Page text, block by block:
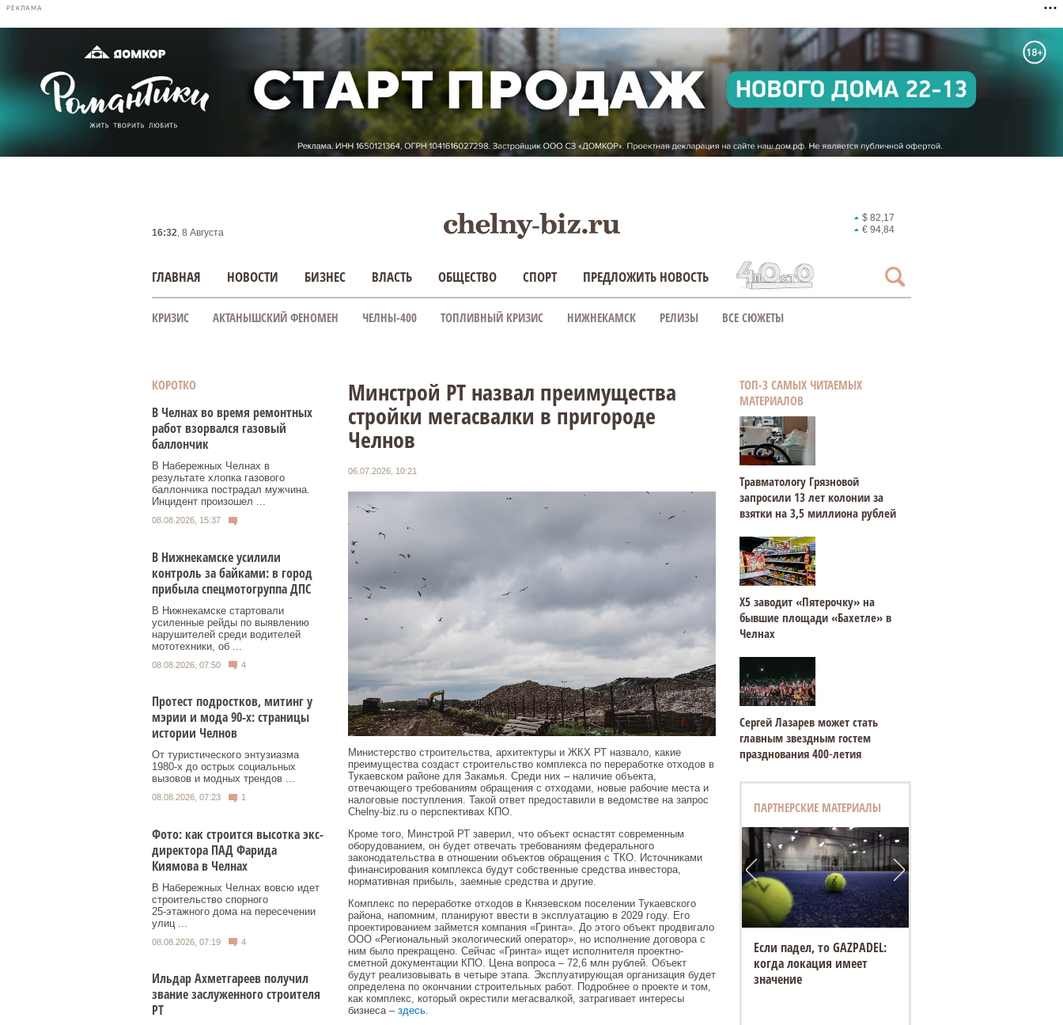
РЕКЛАМА
16:32, 8 Августа
$ 82,17
€ 94,84
ГЛАВНАЯ НОВОСТИ БИЗНЕС ВЛАСТЬ ОБЩЕСТВО СПОРТ ПРЕДЛОЖИТЬ НОВОСТЬ
КРИЗИС АКТАНЫШСКИЙ ФЕНОМЕН ЧЕЛНЫ-400 ТОПЛИВНЫЙ КРИЗИС НИЖНЕКАМСК РЕЛИЗЫ ВСЕ СЮЖЕТЫ
КОРОТКО
В Челнах во время ремонтных
работ взорвался газовый
баллончик
В Набережных Челнах в
результате хлопка газового
баллончика пострадал мужчина.
Инцидент произошел ...
08.08.2026, 15:37
В Нижнекамске усилили
контроль за байками: в город
прибыла спецмотогруппа ДПС
В Нижнекамске стартовали
усиленные рейды по выявлению
нарушителей среди водителей
мототехники, об ...
08.08.2026, 07:50 4
Протест подростков, митинг у
мэрии и мода 90-х: страницы
истории Челнов
От туристического энтузиазма
1980‑х до острых социальных
вызовов и модных трендов ...
08.08.2026, 07:23 1
Фото: как строится высотка экс-
директора ПАД Фарида
Киямова в Челнах
В Набережных Челнах вовсю идет
строительство спорного
25‑этажного дома на пересечении
улиц ...
08.08.2026, 07:19 4
Ильдар Ахметгареев получил
звание заслуженного строителя
РТ
Минстрой РТ назвал преимущества
стройки мегасвалки в пригороде
Челнов
06.07.2026, 10:21
Министерство строительства, архитектуры и ЖКХ РТ назвало, какие
преимущества создаст строительство комплекса по переработке отходов в
Тукаевском районе для Закамья. Среди них – наличие объекта,
отвечающего требованиям обращения с отходами, новые рабочие места и
налоговые поступления. Такой ответ предоставили в ведомстве на запрос
Chelny-biz.ru о перспективах КПО.
Кроме того, Минстрой РТ заверил, что объект оснастят современным
оборудованием, он будет отвечать требованиям федерального
законодательства в отношении объектов обращения с ТКО. Источниками
финансирования комплекса будут собственные средства инвестора,
нормативная прибыль, заемные средства и другие.
Комплекс по переработке отходов в Князевском поселении Тукаевского
района, напомним, планируют ввести в эксплуатацию в 2029 году. Его
проектированием займется компания «Гринта». До этого объект продвигало
ООО «Региональный экологический оператор», но исполнение договора с
ним было прекращено. Сейчас «Гринта» ищет исполнителя проектно-
сметной документации КПО. Цена вопроса – 72,6 млн рублей. Объект
будут реализовывать в четыре этапа. Эксплуатирующая организация будет
определена по окончании строительных работ. Подробнее о проекте и том,
как комплекс, который окрестили мегасвалкой, затрагивает интересы
бизнеса – здесь.
ТОП-3 САМЫХ ЧИТАЕМЫХ
МАТЕРИАЛОВ
Травматологу Грязновой
запросили 13 лет колонии за
взятки на 3,5 миллиона рублей
Х5 заводит «Пятерочку» на
бывшие площади «Бахетле» в
Челнах
Сергей Лазарев может стать
главным звездным гостем
празднования 400‑летия
ПАРТНЕРСКИЕ МАТЕРИАЛЫ
Если падел, то GAZPADEL:
когда локация имеет
значение